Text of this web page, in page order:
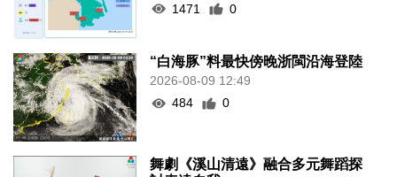
1471
0
“白海豚”料最快傍晚浙閩沿海登陸
2026-08-09 12:49
484
0
舞劇《溪山清遠》融合多元舞蹈探